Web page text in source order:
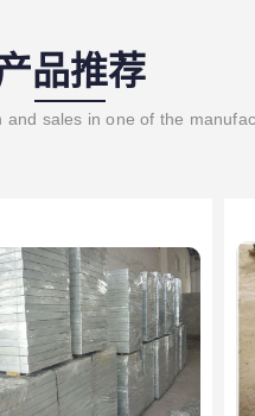
品推荐
sales in one of the